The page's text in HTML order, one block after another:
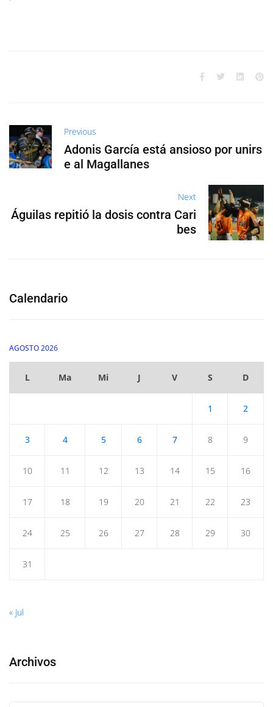
Previous
Adonis García está ansioso por unirs
e al Magallanes
Next
Águilas repitió la dosis contra Cari
bes
Calendario
AGOSTO 2026
L Ma Mi J V S D
1 2
3 4 5 6 7 8 9
10 11 12 13 14 15 16
17 18 19 20 21 22 23
24 25 26 27 28 29 30
31
« Jul
Archivos